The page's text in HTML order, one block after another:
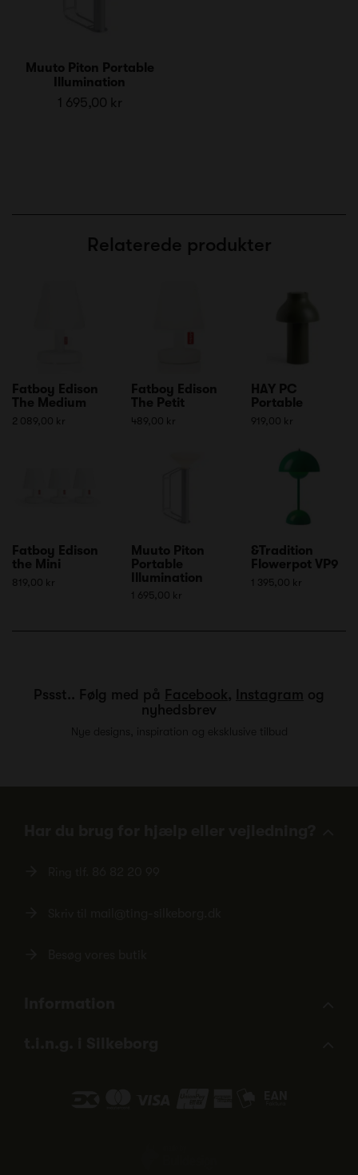
Muuto Piton Portable
Illumination
1 695,00 kr
Relaterede produkter
Fatboy Edison
The Medium
2 089,00 kr
Fatboy Edison
The Petit
489,00 kr
HAY PC
Portable
919,00 kr
Fatboy Edison
the Mini
819,00 kr
Muuto Piton
Portable
Illumination
1 695,00 kr
&Tradition
Flowerpot VP9
1 395,00 kr
Pssst.. Følg med på Facebook, Instagram og
nyhedsbrev
Nye designs, inspiration og eksklusive tilbud